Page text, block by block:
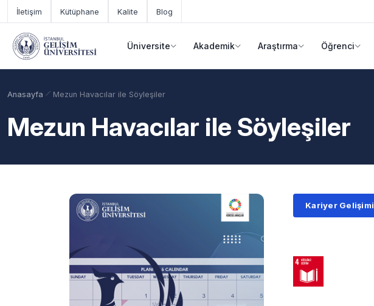
Ana içeriğe geç
İletişim Kütüphane Kalite Blog
Üniversite Akademik Araştırma Öğrenci
Anasayfa Mezun Havacılar ile Söyleşiler
Mezun Havacılar ile Söyleşiler
Kariyer Gelişimi